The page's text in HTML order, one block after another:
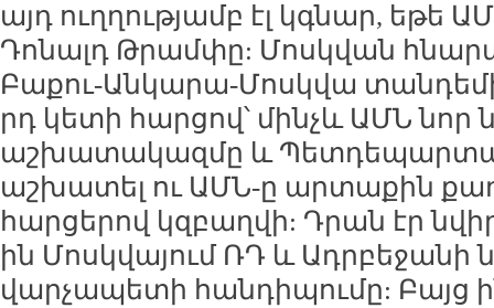
այդ ուղղությամբ էլ կգնար,
Դոնալդ Թրամփը: Մոսկվան
Բաքու-Անկարա-Մոսկվա
րդ կետի հարցով՝ մինչև ԱՄՆ
աշխատակազմը և
աշխատել ու ԱՄՆ-ը արտաքին
հարցերով կզբաղվի: Դրան էր
ին Մոսկվայում ՌԴ և
վարչապետի հանդիպումը: Բայց